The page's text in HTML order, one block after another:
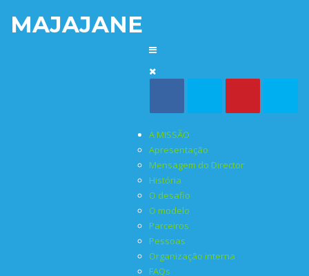
MAJAJANE
A MISSÃO
Apresentação
Mensagem do Director
História
O desafio
O modelo
Parceiros
Pessoas
Organização interna
FAQs